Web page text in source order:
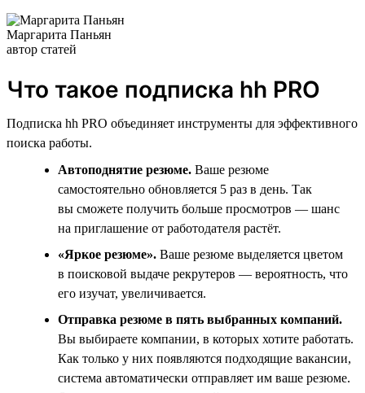
Маргарита Паньян
автор статей
Что такое подписка hh PRO
Подписка hh PRO объединяет инструменты для эффективного
поиска работы.
Автоподнятие резюме. Ваше резюме
самостоятельно обновляется 5 раз в день. Так
вы сможете получить больше просмотров — шанс
на приглашение от работодателя растёт.
«Яркое резюме». Ваше резюме выделяется цветом
в поисковой выдаче рекрутеров — вероятность, что
его изучат, увеличивается.
Отправка резюме в пять выбранных компаний.
Вы выбираете компании, в которых хотите работать.
Как только у них появляются подходящие вакансии,
система автоматически отправляет им ваше резюме.